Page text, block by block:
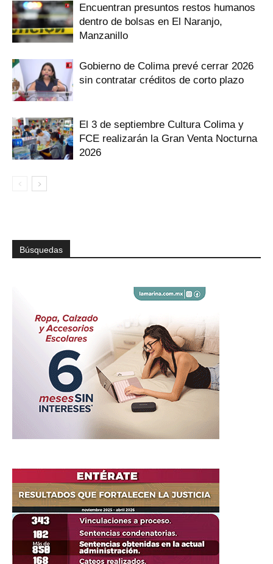
Encuentran presuntos restos humanos
dentro de bolsas en El Naranjo,
Manzanillo
Gobierno de Colima prevé cerrar 2026
sin contratar créditos de corto plazo
El 3 de septiembre Cultura Colima y
FCE realizarán la Gran Venta Nocturna
2026
Búsquedas